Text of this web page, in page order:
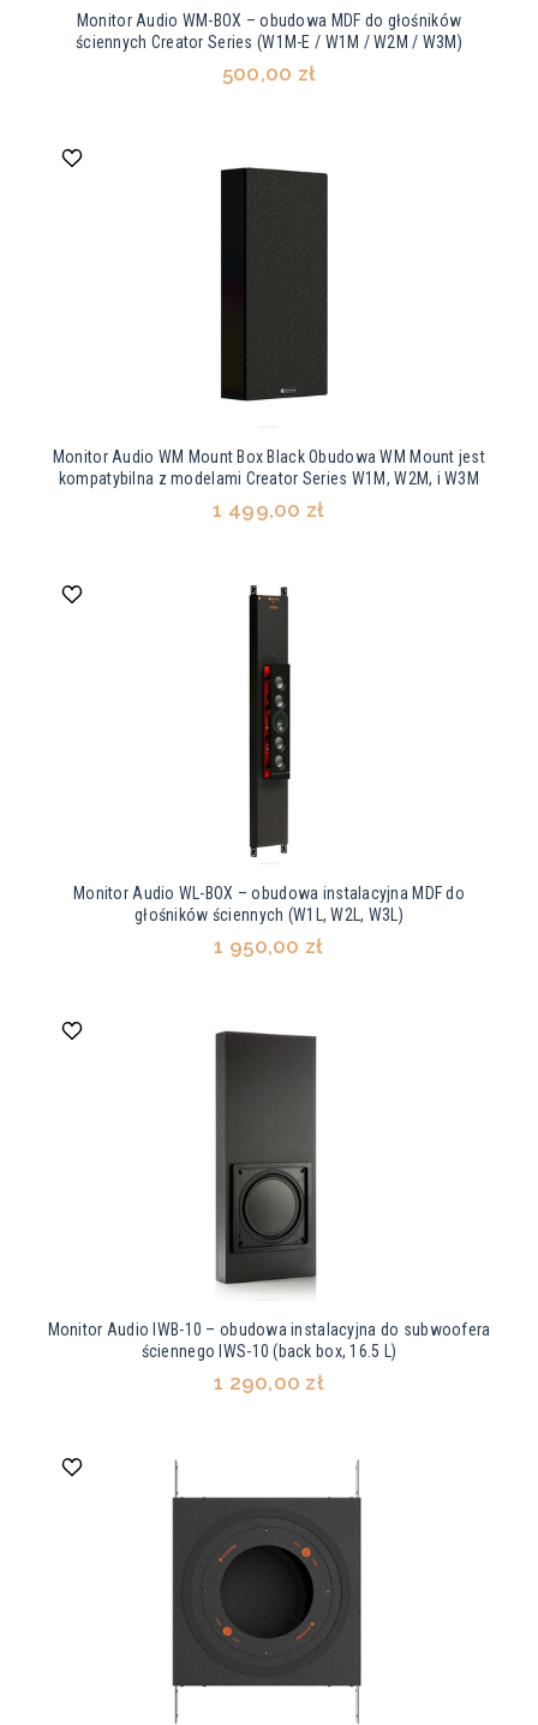
Monitor Audio WM-BOX – obudowa MDF do głośników
ściennych Creator Series (W1M-E / W1M / W2M / W3M)
500,00 zł
Monitor Audio WM Mount Box Black Obudowa WM Mount jest
kompatybilna z modelami Creator Series W1M, W2M, i W3M
1 499,00 zł
Monitor Audio WL-BOX – obudowa instalacyjna MDF do
głośników ściennych (W1L, W2L, W3L)
1 950,00 zł
Monitor Audio IWB-10 – obudowa instalacyjna do subwoofera
ściennego IWS-10 (back box, 16.5 L)
1 290,00 zł